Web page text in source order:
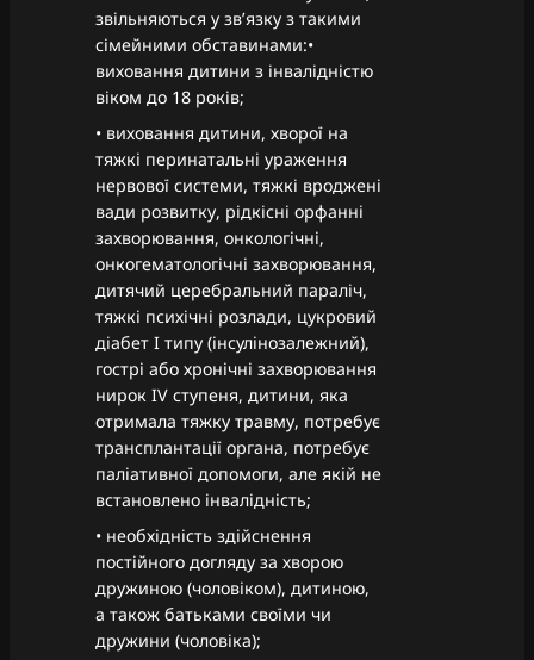
звільняються у звʼязку з такими
сімейними обставинами:•
виховання дитини з інвалідністю
віком до 18 років;
• виховання дитини, хворої на
тяжкі перинатальні ураження
нервової системи, тяжкі вроджені
вади розвитку, рідкісні орфанні
захворювання, онкологічні,
онкогематологічні захворювання,
дитячий церебральний параліч,
тяжкі психічні розлади, цукровий
діабет I типу (інсулінозалежний),
гострі або хронічні захворювання
нирок IV ступеня, дитини, яка
отримала тяжку травму, потребує
трансплантації органа, потребує
паліативної допомоги, але якій не
встановлено інвалідність;
• необхідність здійснення
постійного догляду за хворою
дружиною (чоловіком), дитиною,
а також батьками своїми чи
дружини (чоловіка);